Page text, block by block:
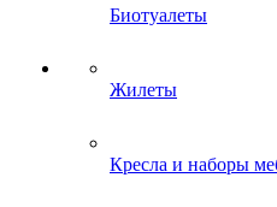
Биотуалеты
Жилеты
Кресла и наборы